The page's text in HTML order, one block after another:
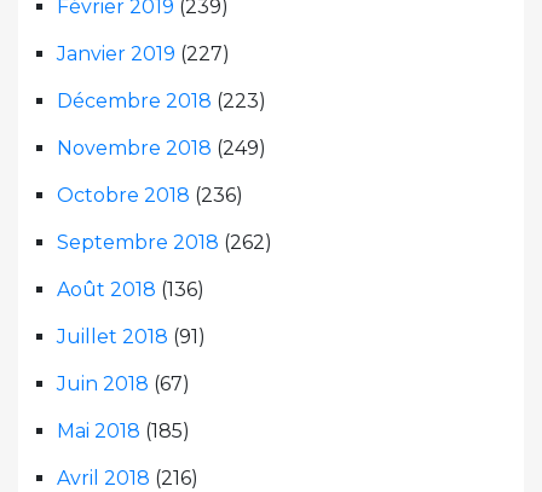
Février 2019 (239)
Janvier 2019 (227)
Décembre 2018 (223)
Novembre 2018 (249)
Octobre 2018 (236)
Septembre 2018 (262)
Août 2018 (136)
Juillet 2018 (91)
Juin 2018 (67)
Mai 2018 (185)
Avril 2018 (216)